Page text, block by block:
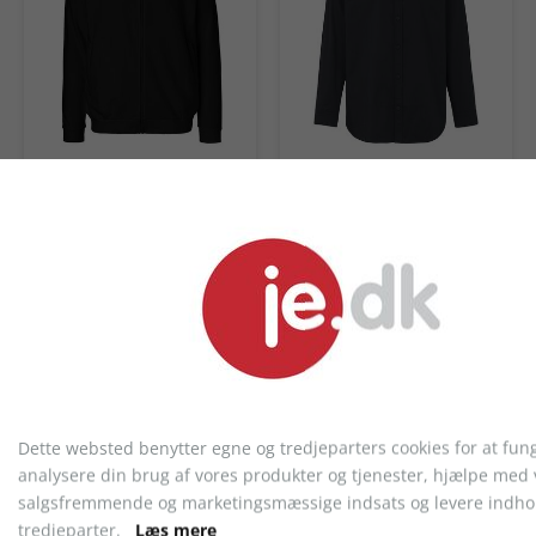
Dette websted benytter egne og tredjeparters cookies for at
analysere din brug af vores produkter og tjenester, hjælpe med
salgsfremmende og marketingsmæssige indsats og levere
tredjeparter. Læs mere